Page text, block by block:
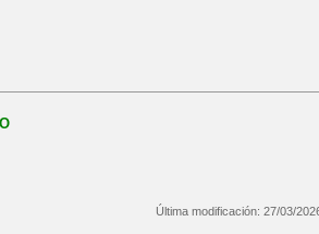
Última modificación: 27/03/